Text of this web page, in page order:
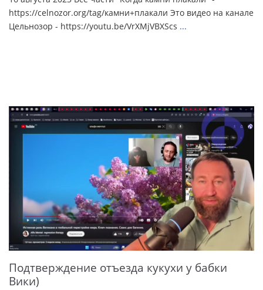
https://celnozor.org/tag/камни+плакали Это видео на канале
Цельнозор - https://youtu.be/VrXMjVBXScs ...
Подтверждение отъезда кукухи у бабки
Вики)